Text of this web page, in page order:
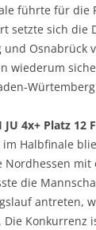
führte für
setzte sich die
Osnabrück
wiederum
JU 4x+ Platz 12
im Halbfinale
Nordhessen mit
die
antreten,
Die Konkurrenz